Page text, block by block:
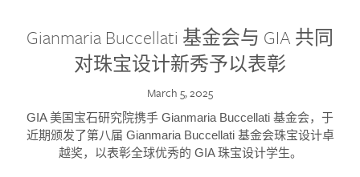
Gianmaria Buccellati 基金会与 GIA 共同
对珠宝设计新秀予以表彰
March 5, 2025
GIA 美国宝石研究院携手 Gianmaria Buccellati 基金会，于
近期颁发了第八届 Gianmaria Buccellati 基金会珠宝设计卓
越奖，以表彰全球优秀的 GIA 珠宝设计学生。